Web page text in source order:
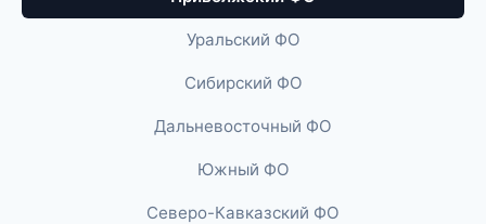
Уральский ФО
Сибирский ФО
Дальневосточный ФО
Южный ФО
Северо-Кавказский ФО